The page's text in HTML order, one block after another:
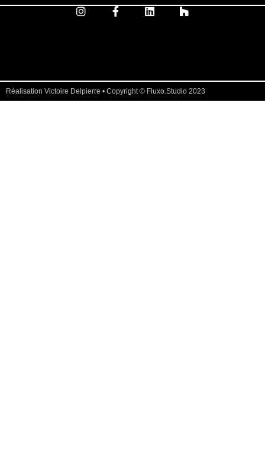
Réalisation Victoire Delpierre • Copyright © Fluxo.Studio 2023